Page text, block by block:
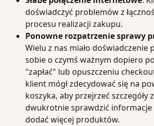
doświadczyć problemów z
procesu realizacji zakupu.
Ponowne rozpatrzenie sprawy
Wielu z nas miało doświadczenie
sobie o czymś ważnym dopiero
"zapłać" lub opuszczeniu
klient mógł zdecydować się na
koszyka, aby przejrzeć szczegóły
dwukrotnie sprawdzić informacje
dodać więcej produktów.